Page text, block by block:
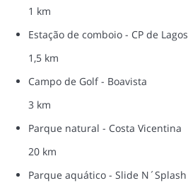
1 km
Estação de comboio - CP de Lagos
1,5 km
Campo de Golf - Boavista
3 km
Parque natural - Costa Vicentina
20 km
Parque aquático - Slide N´Splash